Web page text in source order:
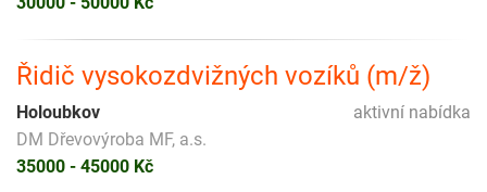
Řidič vysokozdvižných vozíků (m/ž)
aktivní nabídka
Holoubkov
DM Dřevovýroba MF, a.s.
35000 - 45000 Kč